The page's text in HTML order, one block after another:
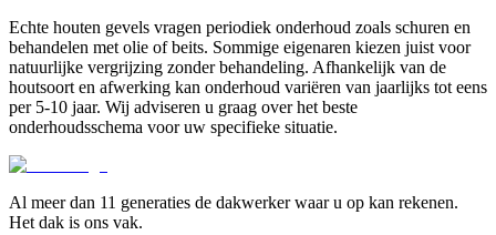
Echte houten gevels vragen periodiek onderhoud zoals schuren en
behandelen met olie of beits. Sommige eigenaren kiezen juist voor
natuurlijke vergrijzing zonder behandeling. Afhankelijk van de
houtsoort en afwerking kan onderhoud variëren van jaarlijks tot eens
per 5-10 jaar. Wij adviseren u graag over het beste
onderhoudsschema voor uw specifieke situatie.
Al meer dan 11 generaties de dakwerker waar u op kan rekenen.
Het dak is ons vak.